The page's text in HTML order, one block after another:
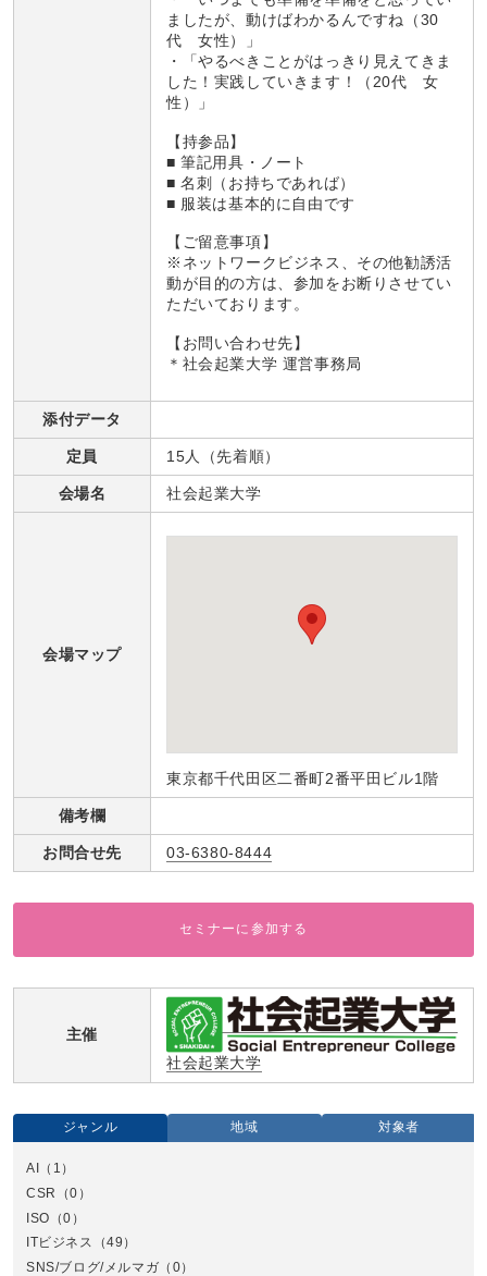
ましたが、動けばわかるんですね（30
代 女性）」
・「やるべきことがはっきり見えてきま
した！実践していきます！（20代 女
性）」
【持参品】
■ 筆記用具・ノート
■ 名刺（お持ちであれば）
■ 服装は基本的に自由です
【ご留意事項】
※ネットワークビジネス、その他勧誘活
動が目的の方は、参加をお断りさせてい
ただいております。
【お問い合わせ先】
＊社会起業大学 運営事務局
添付データ
定員 15人（先着順）
会場名 社会起業大学
会場マップ
東京都千代田区二番町2番平田ビル1階
備考欄
お問合せ先 03-6380-8444
セミナーに参加する
主催
社会起業大学
ジャンル 地域 対象者
AI
（1）
CSR
（0）
ISO （0）
ITビジネス
（49）
SNS/ブログ/メルマガ （0）